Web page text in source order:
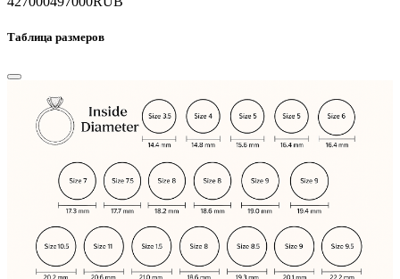
Таблица размеров